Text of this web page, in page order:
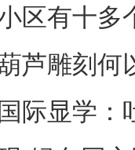
俄罗斯博士后
区有十多
芦雕刻何
际显学：